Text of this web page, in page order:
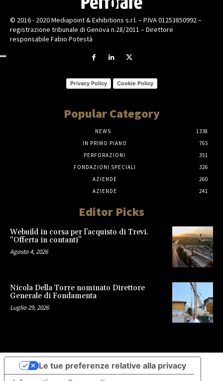
© 2016 - 2020 Mediapoint & Exhibitions s.r.l. – P.IVA 01253850992 –
registrazione tribunale di Genova n.28/2011 – Direttore
responsabile Fabio Potestà
Privacy Policy Cookie Policy
Popular Category
NEWS
1338
IN PRIMO PIANO
765
PERFORAZIONI
351
FONDAZIONI SPECIALI
326
AZIENDE
260
AZIENDE
241
Editor Picks
Webuild in corsa per l’acquisto di Trevi.
“Offerta in contanti”
Agosto 4, 2026
Nicola Della Torre nominato Direttore
Generale di Fondamenta
Luglio 29, 2026
Le tue preferenze relative alla privacy